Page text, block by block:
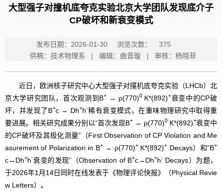
大型强子对撞机底夸克实验北京大学团队发现底介子
CP破坏和新衰变模式
发布日期：2026-01-30 浏览次数：
375
供稿：技术物理系 | 编辑：曲音璇 | 审核：杨晓菲
近日，欧洲核子研究中心大型强子对撞机底夸克实验（LHCb）北
京大学研究团队，首次观测到B+ → ρ(770)0K*(892)+衰变中的CP破
坏，并发现了B+c → Dh+h-稀有衰变模式，在重味物理研究中取得重
要进展。相关研究成果分别以“首次发现B+ → ρ(770)0 K*(892)+衰变中
的CP破坏及其极化测量”（First Observation of CP Violation and Me
asurement of Polarization in B+→ ρ(770)+K*(892)+ Decays）和“B+
c→Dh+h-衰变的发现”（Observation of B+c→Dh+h- Decays）为题，
于2026年1月14日同时在线发表于 《物理评论快报》
（Physical Revie
w Letters）。